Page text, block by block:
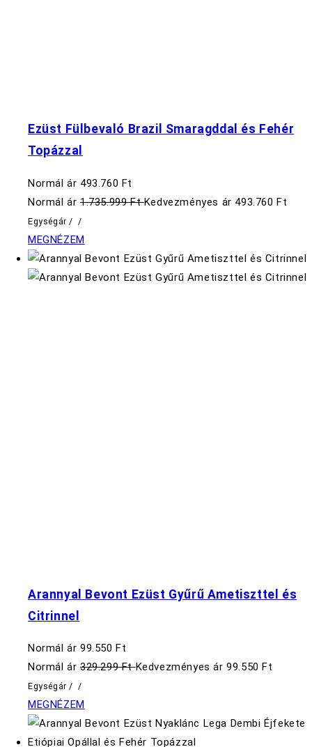
Ezüst Fülbevaló Brazil Smaragddal és Fehér
Topázzal
Normál ár 493.760 Ft
Normál ár 1.735.999 FtKedvezményes ár 493.760 Ft
Egységár / /
MEGNÉZEM
Arannyal Bevont Ezüst Gyűrű Ametiszttel és
Citrinnel
Normál ár 99.550 Ft
Normál ár 329.299 FtKedvezményes ár 99.550 Ft
Egységár / /
MEGNÉZEM